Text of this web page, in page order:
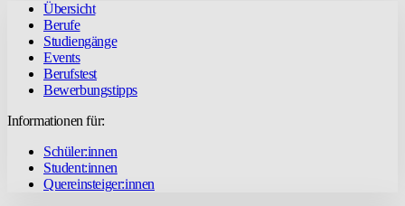
Übersicht
Berufe
Studiengänge
Events
Berufstest
Bewerbungstipps
Informationen für:
Schüler:innen
Student:innen
Quereinsteiger:innen